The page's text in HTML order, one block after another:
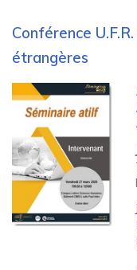
Conférence
étrangères